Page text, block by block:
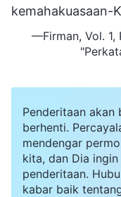
kemahakuasaan-
—Firman, Vol. 1,
Penderitaan akan
berhenti.
mendengar
kita, dan Dia
penderitaan.
kabar baik